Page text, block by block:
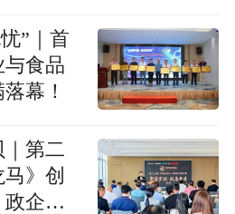
”｜首
与食品
幕！
｜第二
》创
企金